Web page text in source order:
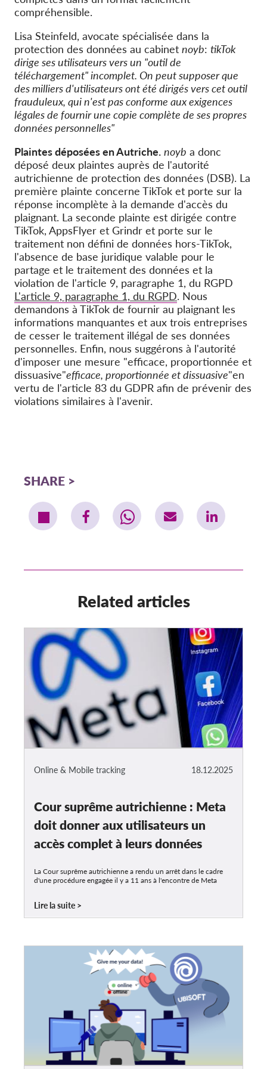
compréhensible.
Lisa Steinfeld, avocate spécialisée dans la
protection des données au cabinet noyb: tikTok
dirige ses utilisateurs vers un "outil de
téléchargement" incomplet. On peut supposer que
des milliers d'utilisateurs ont été dirigés vers cet outil
frauduleux, qui n'est pas conforme aux exigences
légales de fournir une copie complète de ses propres
données personnelles"
Plaintes déposées en Autriche. noyb a donc
déposé deux plaintes auprès de l'autorité
autrichienne de protection des données (DSB). La
première plainte concerne TikTok et porte sur la
réponse incomplète à la demande d'accès du
plaignant. La seconde plainte est dirigée contre
TikTok, AppsFlyer et Grindr et porte sur le
traitement non défini de données hors-TikTok,
l'absence de base juridique valable pour le
partage et le traitement des données et la
violation de l'article 9, paragraphe 1, du RGPD
L'article 9, paragraphe 1, du RGPD. Nous
demandons à TikTok de fournir au plaignant les
informations manquantes et aux trois entreprises
de cesser le traitement illégal de ses données
personnelles. Enfin, nous suggérons à l'autorité
d'imposer une mesure "efficace, proportionnée et
dissuasive"efficace, proportionnée et dissuasive"en
vertu de l'article 83 du GDPR afin de prévenir des
violations similaires à l'avenir.
SHARE
Related articles
18.12.2025
Online & Mobile tracking
Cour suprême autrichienne : Meta
doit donner aux utilisateurs un
accès complet à leurs données
La Cour suprême autrichienne a rendu un arrêt dans le cadre
d'une procédure engagée il y a 11 ans à l'encontre de Meta
Lire la suite